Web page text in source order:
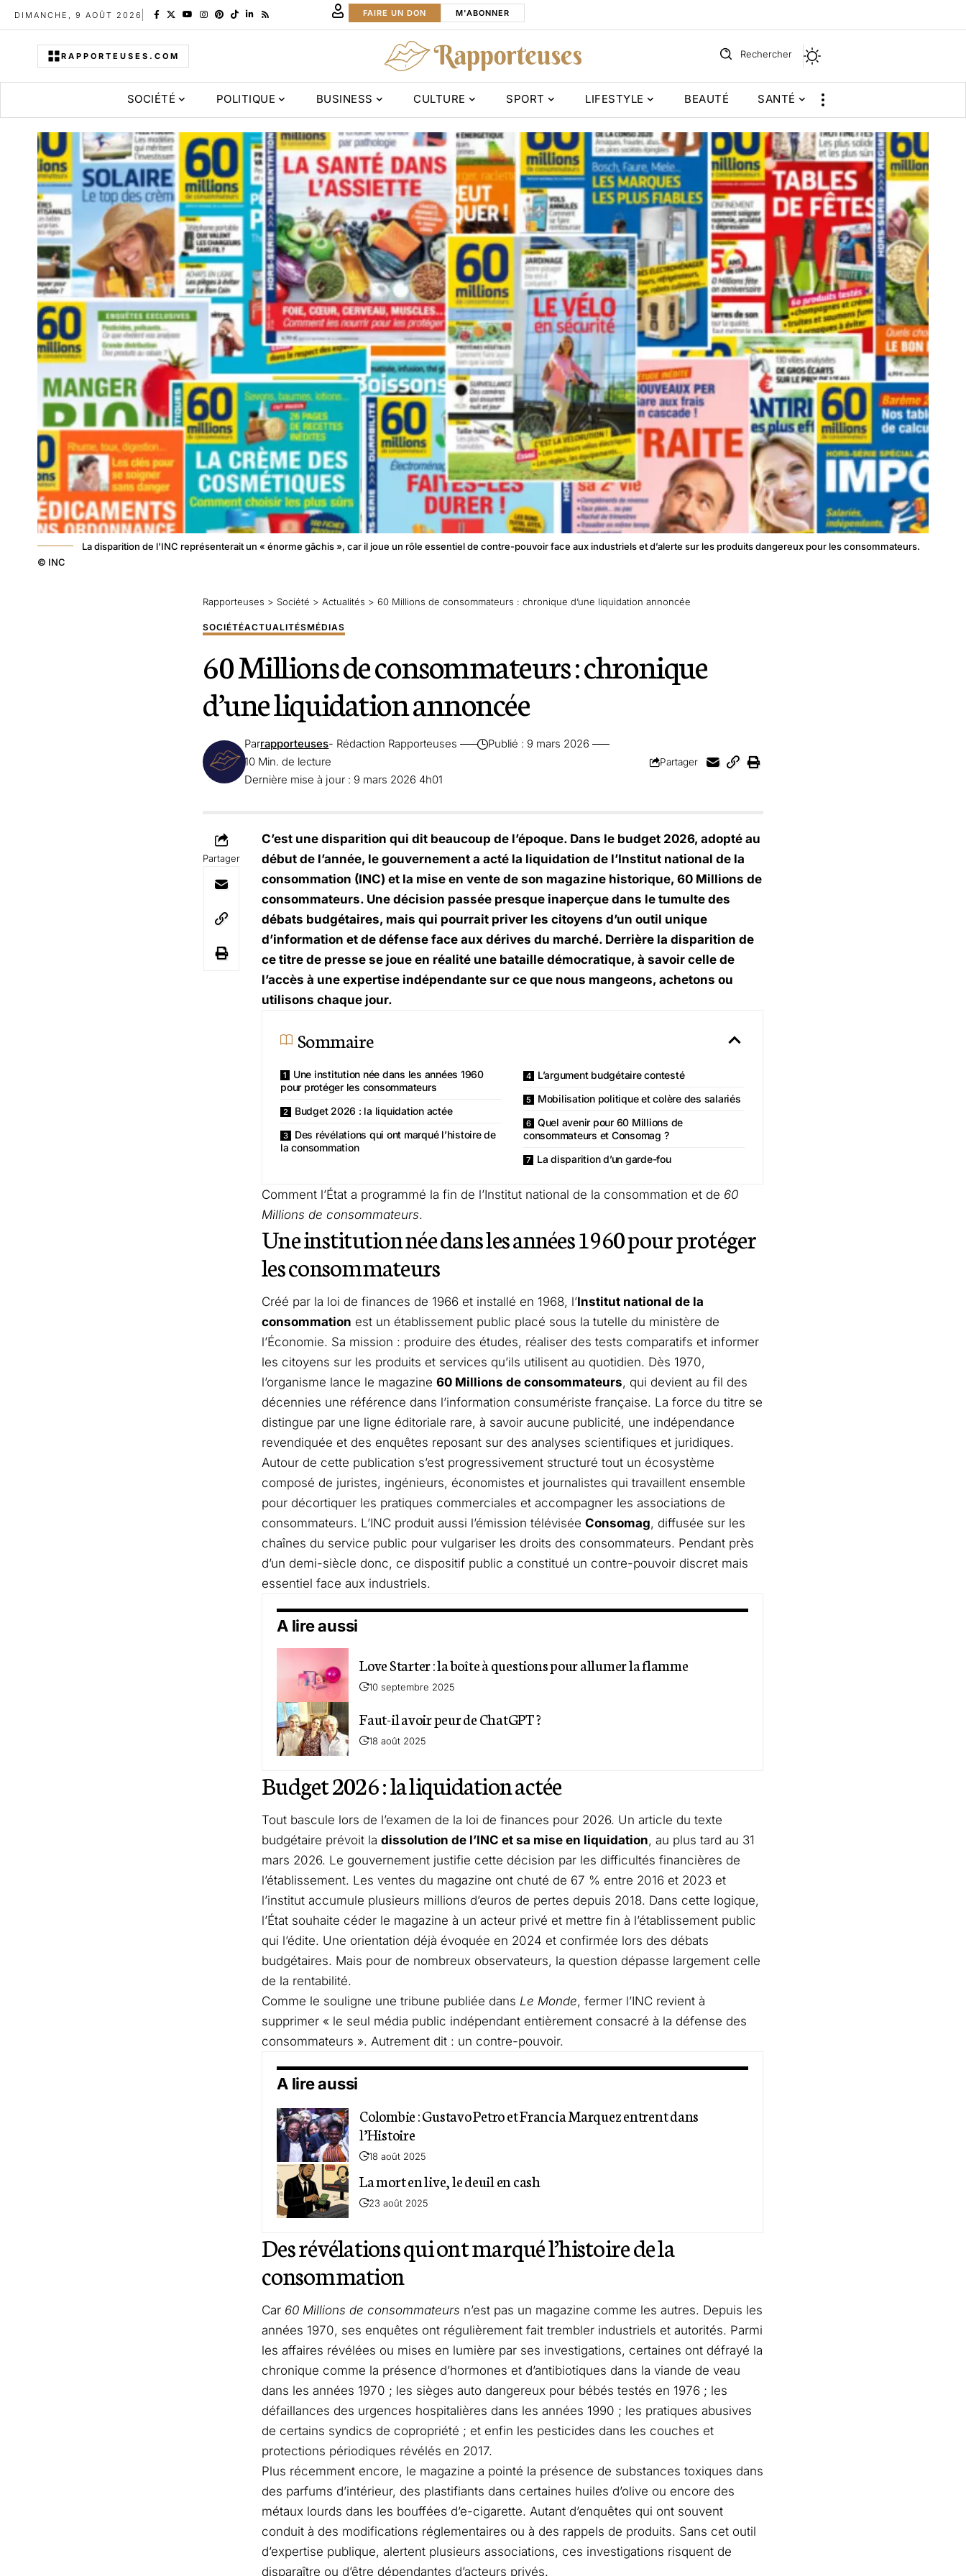
DIMANCHE, 9 AOÛT 2026 FAIRE UN DON M'ABONNER
RAPPORTEUSES.COM Rechercher
SOCIÉTÉ POLITIQUE BUSINESS CULTURE SPORT LIFESTYLE BEAUTÉ SANTÉ
La disparition de l’INC représenterait un « énorme gâchis », car il joue un rôle essentiel de contre-pouvoir face aux industriels et d’alerte sur les produits dangereux pour les consommateurs.
© INC
Rapporteuses > Société > Actualités > 60 Millions de consommateurs : chronique d’une liquidation annoncée
SOCIÉTÉACTUALITÉSMÉDIAS
60 Millions de consommateurs : chronique
d’une liquidation annoncée
Dernière mise à jour : 9 mars 2026 4h01
Parrapporteuses- Rédaction Rapporteuses
Publié : 9 mars 2026
10 Min. de lecture
Partager
Partager
C’est une disparition qui dit beaucoup de l’époque. Dans le budget 2026, adopté au
début de l’année, le gouvernement a acté la liquidation de l’Institut national de la
consommation (INC) et la mise en vente de son magazine historique, 60 Millions de
consommateurs. Une décision passée presque inaperçue dans le tumulte des
débats budgétaires, mais qui pourrait priver les citoyens d’un outil unique
d’information et de défense face aux dérives du marché. Derrière la disparition de
ce titre de presse se joue en réalité une bataille démocratique, à savoir celle de
l’accès à une expertise indépendante sur ce que nous mangeons, achetons ou
utilisons chaque jour.
Sommaire
Une institution née dans les années 1960
pour protéger les consommateurs
Budget 2026 : la liquidation actée
Des révélations qui ont marqué l’histoire de
la consommation
L’argument budgétaire contesté
Mobilisation politique et colère des salariés
Quel avenir pour 60 Millions de
consommateurs et Consomag ?
La disparition d’un garde-fou
Comment l’État a programmé la fin de l’Institut national de la consommation et de 60
Millions de consommateurs.
Une institution née dans les années 1960 pour protéger
les consommateurs
Créé par la loi de finances de 1966 et installé en 1968, l’Institut national de la
consommation est un établissement public placé sous la tutelle du ministère de
l’Économie. Sa mission : produire des études, réaliser des tests comparatifs et informer
les citoyens sur les produits et services qu’ils utilisent au quotidien. Dès 1970,
l’organisme lance le magazine 60 Millions de consommateurs, qui devient au fil des
décennies une référence dans l’information consumériste française. La force du titre se
distingue par une ligne éditoriale rare, à savoir aucune publicité, une indépendance
revendiquée et des enquêtes reposant sur des analyses scientifiques et juridiques.
Autour de cette publication s’est progressivement structuré tout un écosystème
composé de juristes, ingénieurs, économistes et journalistes qui travaillent ensemble
pour décortiquer les pratiques commerciales et accompagner les associations de
consommateurs. L’INC produit aussi l’émission télévisée Consomag, diffusée sur les
chaînes du service public pour vulgariser les droits des consommateurs. Pendant près
d’un demi-siècle donc, ce dispositif public a constitué un contre-pouvoir discret mais
essentiel face aux industriels.
A lire aussi
Love Starter : la boîte à questions pour allumer la flamme
10 septembre 2025
Faut-il avoir peur de ChatGPT ?
18 août 2025
Budget 2026 : la liquidation actée
Tout bascule lors de l’examen de la loi de finances pour 2026. Un article du texte
budgétaire prévoit la dissolution de l’INC et sa mise en liquidation, au plus tard au 31
mars 2026. Le gouvernement justifie cette décision par les difficultés financières de
l’établissement. Les ventes du magazine ont chuté de 67 % entre 2016 et 2023 et
l’institut accumule plusieurs millions d’euros de pertes depuis 2018. Dans cette logique,
l’État souhaite céder le magazine à un acteur privé et mettre fin à l’établissement public
qui l’édite. Une orientation déjà évoquée en 2024 et confirmée lors des débats
budgétaires. Mais pour de nombreux observateurs, la question dépasse largement celle
de la rentabilité.
Comme le souligne une tribune publiée dans Le Monde, fermer l’INC revient à
supprimer « le seul média public indépendant entièrement consacré à la défense des
consommateurs ». Autrement dit : un contre-pouvoir.
A lire aussi
Colombie : Gustavo Petro et Francia Marquez entrent dans
l’Histoire
18 août 2025
La mort en live, le deuil en cash
23 août 2025
Des révélations qui ont marqué l’histoire de la
consommation
Car 60 Millions de consommateurs n’est pas un magazine comme les autres. Depuis les
années 1970, ses enquêtes ont régulièrement fait trembler industriels et autorités. Parmi
les affaires révélées ou mises en lumière par ses investigations, certaines ont défrayé la
chronique comme la présence d’hormones et d’antibiotiques dans la viande de veau
dans les années 1970 ; les sièges auto dangereux pour bébés testés en 1976 ; les
défaillances des urgences hospitalières dans les années 1990 ; les pratiques abusives
de certains syndics de copropriété ; et enfin les pesticides dans les couches et
protections périodiques révélés en 2017.
Plus récemment encore, le magazine a pointé la présence de substances toxiques dans
des parfums d’intérieur, des plastifiants dans certaines huiles d’olive ou encore des
métaux lourds dans les bouffées d’e-cigarette. Autant d’enquêtes qui ont souvent
conduit à des modifications réglementaires ou à des rappels de produits. Sans cet outil
d’expertise publique, alertent plusieurs associations, ces investigations risquent de
disparaître ou d’être dépendantes d’acteurs privés.